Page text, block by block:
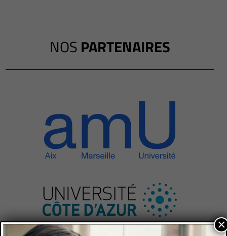
NOS PARTENAIRES
×